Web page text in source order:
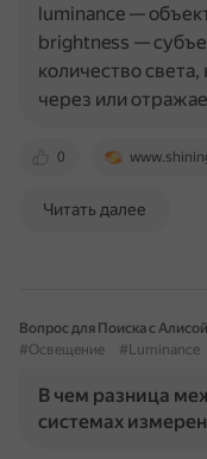
0
luminance —
brightness —
количество
через или
Читать далее
Вопрос для Поиска с Алисой
#Освещение
#Luminance
В чем разница
системах